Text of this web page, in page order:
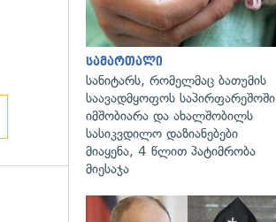
სამართალი
სანიტარს, რომელმაც ბათუმის
საავადმყოფოს საპირფარეშოში
იმშობიარა და ახალშობილს
სასიკვდილო დაზიანებები
მიაყენა, 4 წლით პატიმრობა
მიესაჯა